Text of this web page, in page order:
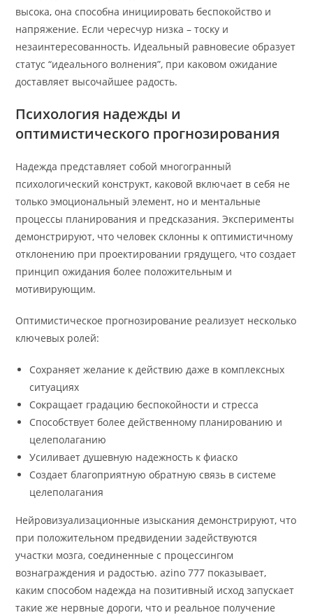
высока, она способна инициировать беспокойство и
напряжение. Если чересчур низка – тоску и
незаинтересованность. Идеальный равновесие образует
статус “идеального волнения”, при каковом ожидание
доставляет высочайшее радость.
Психология надежды и
оптимистического прогнозирования
Надежда представляет собой многогранный
психологический конструкт, каковой включает в себя не
только эмоциональный элемент, но и ментальные
процессы планирования и предсказания. Эксперименты
демонстрируют, что человек склонны к оптимистичному
отклонению при проектировании грядущего, что создает
принцип ожидания более положительным и
мотивирующим.
Оптимистическое прогнозирование реализует несколько
ключевых ролей:
Сохраняет желание к действию даже в комплексных
ситуациях
Сокращает градацию беспокойности и стресса
Способствует более действенному планированию и
целеполаганию
Усиливает душевную надежность к фиаско
Создает благоприятную обратную связь в системе
целеполагания
Нейровизуализационные изыскания демонстрируют, что
при положительном предвидении задействуются
участки мозга, соединенные с процессингом
вознаграждения и радостью. azino 777 показывает,
каким способом надежда на позитивный исход запускает
такие же нервные дороги, что и реальное получение